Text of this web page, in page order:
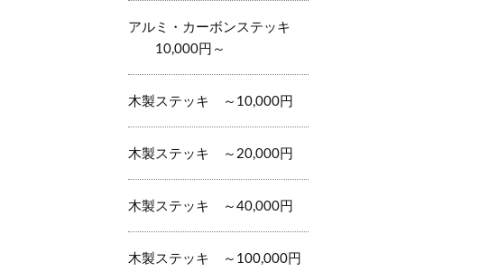
アルミ・カーボンステッキ
10,000円～
木製ステッキ ～10,000円
木製ステッキ ～20,000円
木製ステッキ ～40,000円
木製ステッキ ～100,000円